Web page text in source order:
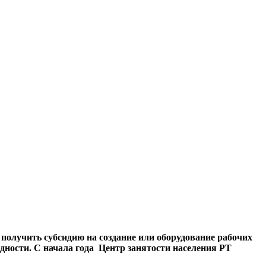
субсидию на создание или оборудование рабочих
С начала года Центр занятости населения РТ